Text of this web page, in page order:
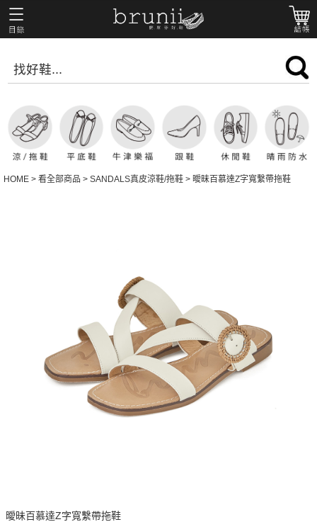
HOME > 看全部商品 > SANDALS真皮涼鞋/拖鞋 > 曖昧百慕達Z字寬繫帶拖鞋
曖昧百慕達Z字寬繫帶拖鞋